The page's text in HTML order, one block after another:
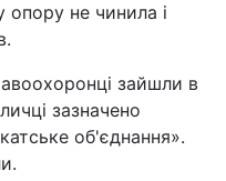
опору не чинила і
зайшли в
зазначено
об'єднання».